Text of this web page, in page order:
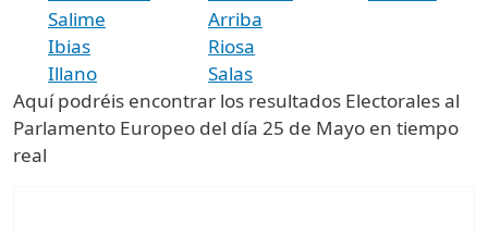
Salime
Ibias
Illano
Arriba
Riosa
Salas
Aquí podréis encontrar los resultados Electorales al
Parlamento Europeo del día 25 de Mayo en tiempo
real